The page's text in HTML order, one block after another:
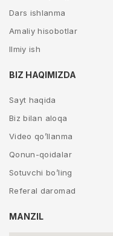
Dars ishlanma
Amaliy hisobotlar
Ilmiy ish
BIZ HAQIMIZDA
Sayt haqida
Biz bilan aloqa
Video qo’llanma
Qonun-qoidalar
Sotuvchi bo’ling
Referal daromad
MANZIL